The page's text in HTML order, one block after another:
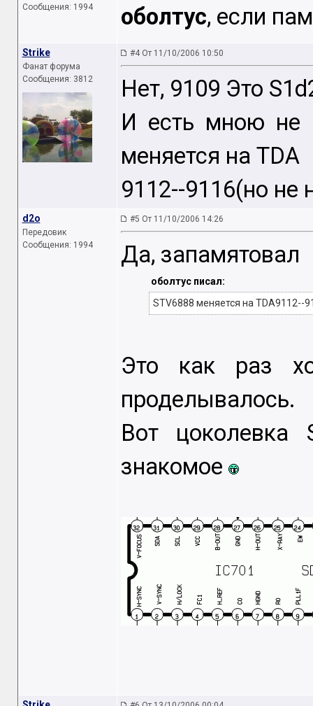
Сообщения: 1994
оболтус, если
Strike
Фанат форума
Сообщения: 3812
#4 От 11/10/2006 10:50
Нет, 9109 Это
И есть мною не
меняется на TDA
9112--9116(но не
d2o
Передовик
Сообщения: 1994
#5 От 11/10/2006 14:26
Да, запамятовал
оболтус писал:
STV6888 меняется на TDA9112--
Это как раз
проделывалось.
Вот цоколевка
знакомое